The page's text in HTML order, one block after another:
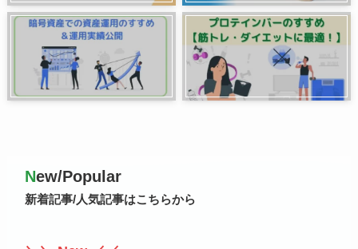
New/Popular
新着記事/人気記事はこちらから